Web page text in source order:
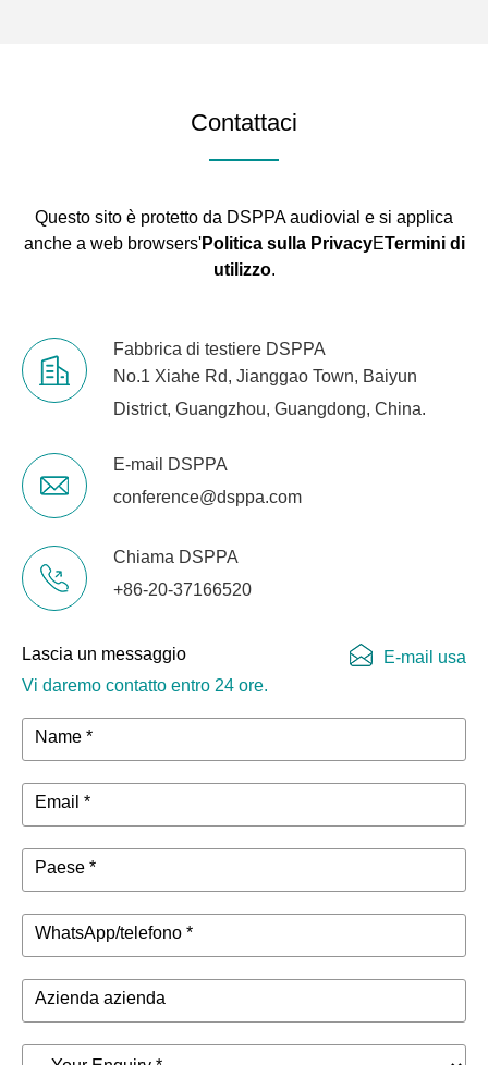
Contattaci
Questo sito è protetto da DSPPA audiovial e si applica
anche a web browsers'Politica sulla PrivacyETermini di
utilizzo.
Fabbrica di testiere DSPPA
No.1 Xiahe Rd, Jianggao Town, Baiyun
District, Guangzhou, Guangdong, China.
E-mail DSPPA
conference@dsppa.com
Chiama DSPPA
+86-20-37166520
Lascia un messaggio
Vi daremo contatto entro 24 ore.
E-mail usa
Name *
Email *
Paese *
WhatsApp/telefono *
Azienda azienda